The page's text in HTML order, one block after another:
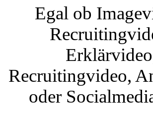
Egal ob
Recruitingvideo,
oder